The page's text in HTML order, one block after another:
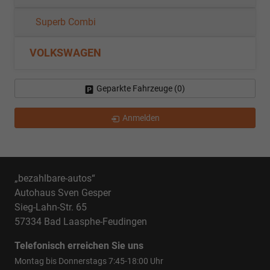
Superb Combi
VOLKSWAGEN
Geparkte Fahrzeuge (0)
Anmelden
„bezahlbare-autos“
Autohaus Sven Gesper
Sieg-Lahn-Str. 65
57334 Bad Laasphe-Feudingen
Telefonisch erreichen Sie uns
Montag bis Donnerstags 7:45-18:00 Uhr